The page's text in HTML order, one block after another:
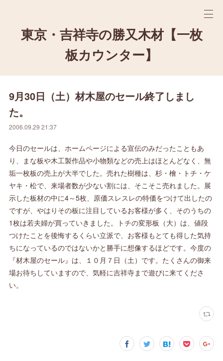
東京・吉祥寺の勝又木材【一枚
板カウンター】
9月30日（土）材木屋のセール終了しまし
た。
2006.09.29 21:37
今日のセールは、ホームページによる宣伝のみだったこともあ
り、まな板や木工製作品や小物類などの売上はほとんどなく、無
垢一枚板の売上が大半でした。売れた樹種は、杉・檜・トチ・ケ
ヤキ・松で、来場者数が少ない割には、そこそこ売れました。展
示した板材の中に4～5枚、原価スレスレの特価をつけて出したの
ですが、やはりその板に注目しているお客様が多く、そのうちの
1枚は若夫婦が買っていきました。トチの変形板（大）は、値段
つけたことを後悔するくらい立派で、お客様もとても得した気持
ちになっているのではないかと勝手に想像するほどです。今度の
『材木屋のセール』は、１０月７日（土）です。たくさんの御来
場お待ちしていますので、気軽に吉祥寺まで遊びに来てくださ
い。